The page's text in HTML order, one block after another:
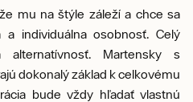
mu na štýle záleží a chce sa
a individuálna osobnosť. Celý
Martensky s
dokonalý základ k celkovému
bude vždy hľadať vlastnú